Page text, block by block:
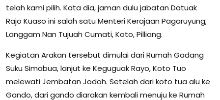
telah kami pilih. Kata dia, jaman dulu jabatan Datuak
Rajo Kuaso ini salah satu Menteri Kerajaan Pagaruyung,
Langgam Nan Tujuah Cumati, Koto, Pilliang.
Kegiatan Arakan tersebut dimulai dari Rumah Gadang
Suku Simabua, lanjut ke Keguguak Rayo, Koto Tuo
melewati Jembatan Jodoh. Setelah dari koto tua alu ke
Gando, dari gando diarakan kembali menuju ke Rumah